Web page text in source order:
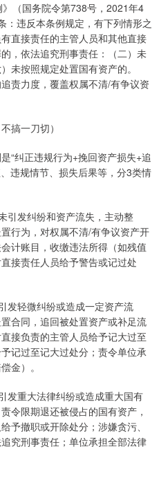
（国务院令第738号，2021年4
：违反本条例规定，有下列情形之
直接责任的主管人员和其他直接
，依法追究刑事责任：（二）未
未按照规定处置国有资产的。
责力度，覆盖权属不清/有争议资
搞一刀切）
“纠正违规行为+挽回资产损失+追
违规情节、损失后果等，分3类情
引发纠纷和资产流失，主动整
行为，对权属不清/有争议资产开
计账目，收缴违法所得（如残值
接责任人员给予警告或记过处
发轻微纠纷或造成一定资产流
合同，追回被处置资产或补足流
接负责的主管人员给予记大过至
记过至记大过处分；责令单位承
金）。
发重大法律纠纷或造成重大国有
令限期退还被侵占的国有资产，
予撤职或开除处分；涉嫌贪污、
究刑事责任；单位承担全部法律